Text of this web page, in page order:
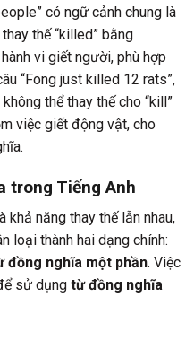
có ngữ cảnh chung là
thế “killed” bằng
vi giết người, phù hợp
“Fong just killed 12 rats”,
thể thay thế cho “kill”
việc giết động vật, cho
trong Tiếng Anh
năng thay thế lẫn nhau,
loại thành hai dạng chính:
đồng nghĩa một phần. Việc
sử dụng từ đồng nghĩa